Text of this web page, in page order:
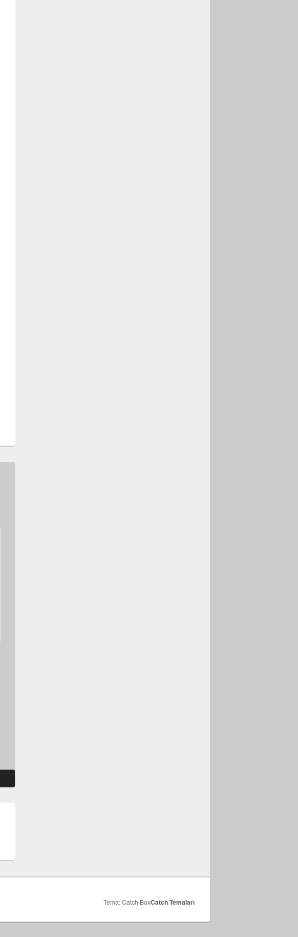
Tema: Catch BoxCatch Temaları